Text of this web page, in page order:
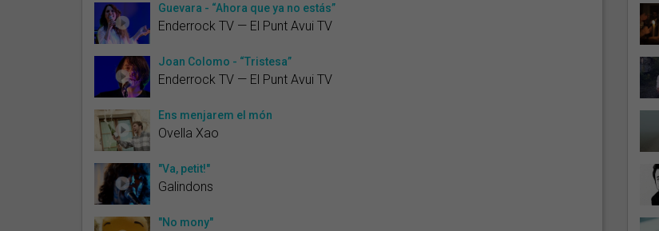
Guevara - “Ahora que ya no estás”
Enderrock TV — El Punt Avui TV
Joan Colomo - “Tristesa”
Enderrock TV — El Punt Avui TV
Ens menjarem el món
Ovella Xao
"Va, petit!"
Galindons
"No mony"